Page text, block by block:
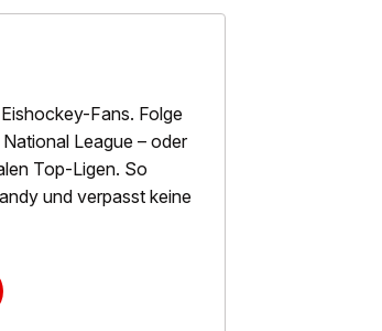
Fans. Folge
League – oder
Top-Ligen. So
und verpasst keine